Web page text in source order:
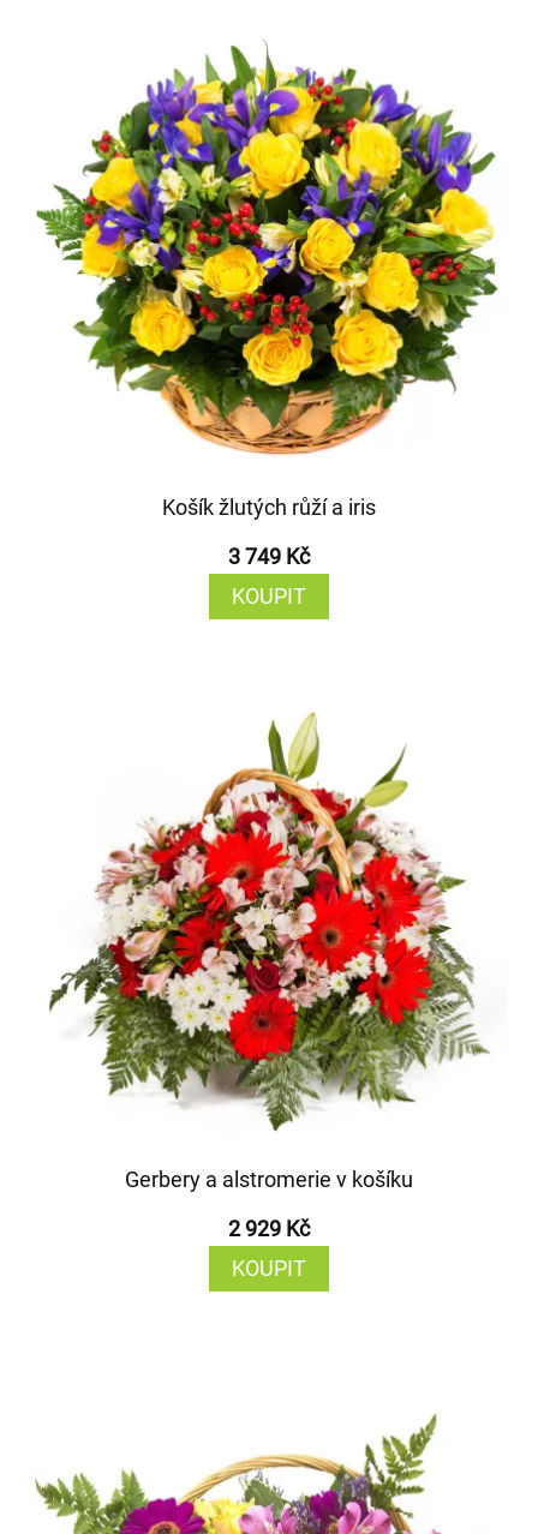
Košík žlutých růží a iris
3 749 Kč
KOUPIT
Gerbery a alstromerie v košíku
2 929 Kč
KOUPIT